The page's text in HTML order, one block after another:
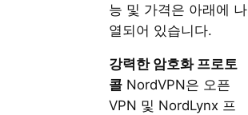
능 및 가격은 아래에 나
열되어 있습니다.
강력한 암호화 프로토
콜 NordVPN은 오픈
VPN 및 NordLynx 프